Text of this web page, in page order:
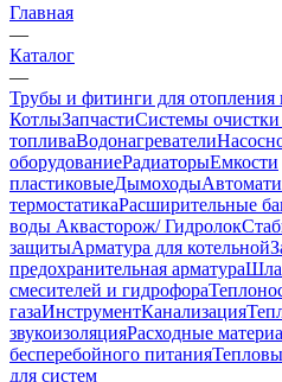
Главная
—
Каталог
—
Трубы и фитинги для отопления
КотлыЗапчастиСистемы
топливаВодонагреватели
оборудованиеРадиаторыЕмкости
пластиковыеДымоходы
термостатикаРасширительные
воды Аквасторож/ Гидролок
защитыАрматура для котельной
предохранительная арматура
смесителей и гидрофора
газаИнструментКанализация
звукоизоляцияРасходные
бесперебойного питания
для систем